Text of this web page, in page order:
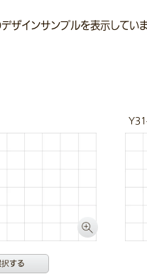
ザインサンプルを表示していま
する